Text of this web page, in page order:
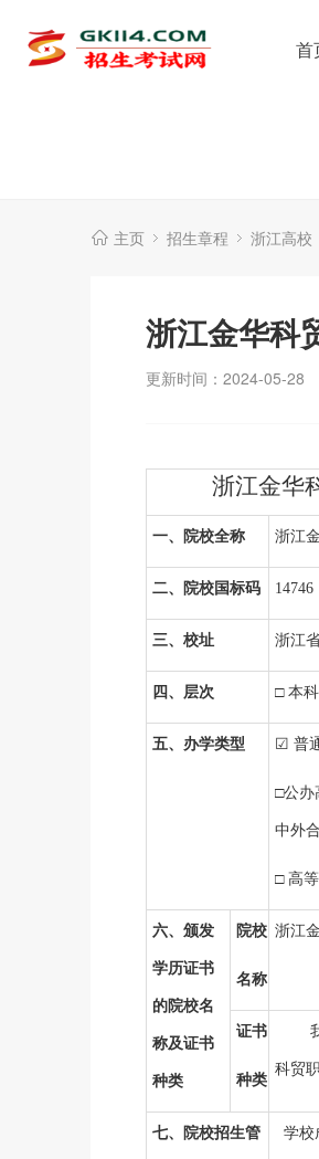
首
主页 招生章程 浙江高校
浙江金华科
更新时间：2024-05-28
浙江金华
一、院校全称 浙江
二、院校国标码 14746
三、校址 浙江
四、层次 □ 本
五、办学类型 ☑ 普
□公
中外
□ 高
六、颁发
学历证书
的院校名
称及证书
种类
院校
名称
浙江
证书
种类
科贸
七、院校招生管 学校